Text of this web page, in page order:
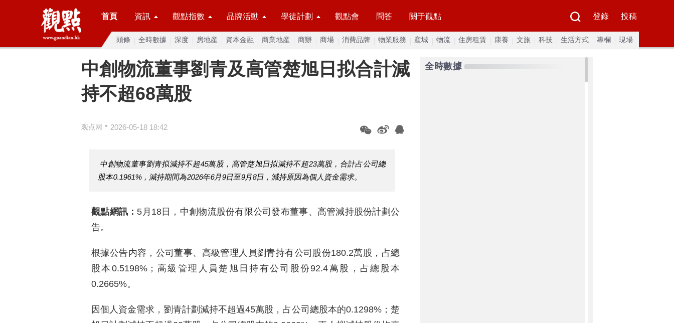
首頁 資訊 觀點指數 品牌活動 學徒計劃 觀點會 問答 關于觀點 登錄 投稿
頭條 全時數據 深度 房地産 資本金融 商業地産 商辦 商場 消費品牌 物業服務 産城 物流 住房租賃 康養 文旅 科技 生活方式 專欄 現場
中創物流董事劉青及高管楚旭日拟合計減
持不超68萬股
观点网 • 2026-05-18 18:42
中創物流董事劉青拟減持不超45萬股，高管楚旭日拟減持不超23萬股，合計占公司總
股本0.1961%，減持期間為2026年6月9日至9月8日，減持原因為個人資金需求。
觀點網訊： 5月18日，中創物流股份有限公司發布董事、高管減持股份計劃公
告。
根據公告内容，公司董事、高級管理人員劉青持有公司股份180.2萬股，占總
股本0.5198%；高級管理人員楚旭日持有公司股份92.4萬股，占總股本
0.2665%。
因個人資金需求，劉青計劃減持不超過45萬股，占公司總股本的0.1298%；楚
全時數據